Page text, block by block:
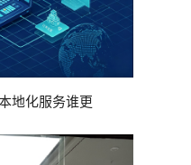
地化服务谁更